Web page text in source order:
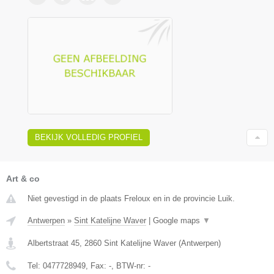
BEKIJK VOLLEDIG PROFIEL
Art & co
Niet gevestigd in de plaats Freloux en in de provincie Luik.
Antwerpen » Sint Katelijne Waver Google maps ▼
Albertstraat 45 2860 Sint Katelijne Waver (Antwerpen)
Tel: 0477728949 , Fax: - , BTW-nr: -